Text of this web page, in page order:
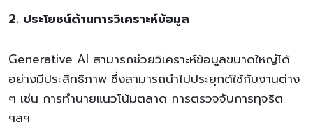
2. ประโยชน์ด้านการวิเคราะห์ข้อมูล
Generative AI สามารถช่วยวิเคราะห์ข้อมูลขนาดใหญ่ได้
อย่างมีประสิทธิภาพ ซึ่งสามารถนำไปประยุกต์ใช้กับงานต่าง
ๆ เช่น การทำนายแนวโน้มตลาด การตรวจจับการทุจริต
ฯลฯ